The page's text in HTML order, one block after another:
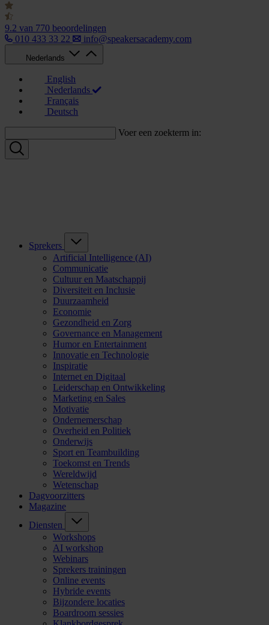
9.2 van 770 beoordelingen
010 433 33 22
info@speakersacademy.com
Nederlands
English
Nederlands
Français
Deutsch
Voer een zoekterm in:
Sprekers
Artificial Intelligence (AI)
Communicatie
Cultuur en Maatschappij
Diversiteit en Inclusie
Duurzaamheid
Economie
Gezondheid en Zorg
Governance en Management
Humor en Entertainment
Innovatie en Technologie
Inspiratie
Internet en Digitaal
Leiderschap en Ontwikkeling
Marketing en Sales
Motivatie
Ondernemerschap
Overheid en Politiek
Onderwijs
Sport en Teambuilding
Toekomst en Trends
Wereldwijd
Wetenschap
Dagvoorzitters
Magazine
Diensten
Workshops
AI workshop
Webinars
Sprekers trainingen
Online events
Hybride events
Bijzondere locaties
Boardroom sessies